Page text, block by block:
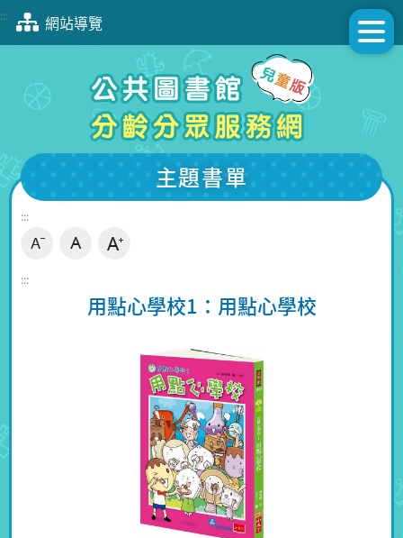
跳
塊
::: 網站導覽
主題書單
:::
:::
用點心學校1：用點心學校